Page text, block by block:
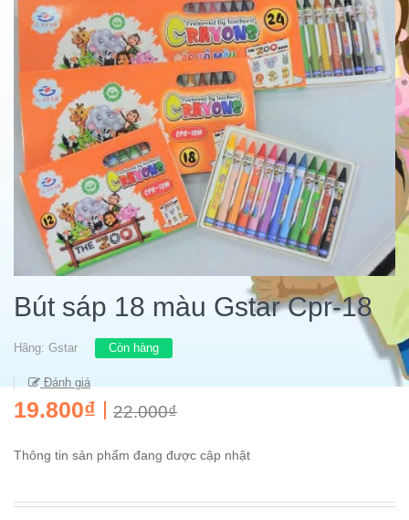
Bút sáp 18 màu Gstar Cpr-18
Hãng: Gstar Còn hàng
Đánh giá
19.800₫ 22.000₫
Thông tin sản phẩm đang được cập nhật